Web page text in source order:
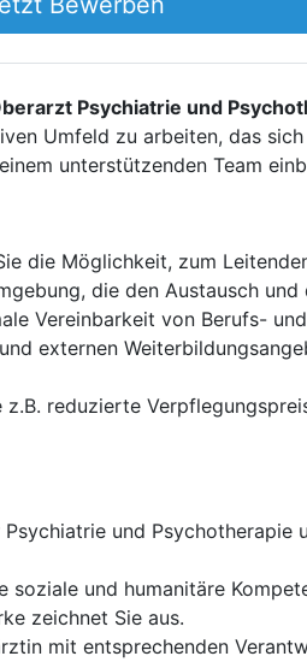
Psychiatrie und
Umfeld zu arbeiten, das
unterstützenden Team
die Möglichkeit, zum
die den Austausch
Vereinbarkeit von Berufs-
externen
reduzierte
und Psychotherapie
soziale und humanitäre
zeichnet Sie aus.
mit entsprechenden